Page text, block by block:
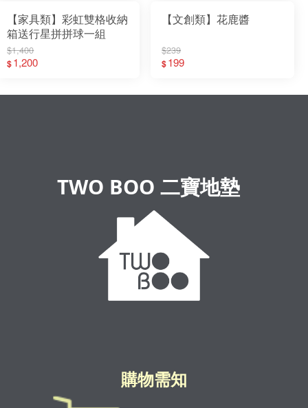
【家具類】彩虹雙格收納
箱送行星拼拼球一組
$1,400
$1,200
【文創類】花鹿醬
$239
$199
TWO BOO 二寶地墊
購物需知